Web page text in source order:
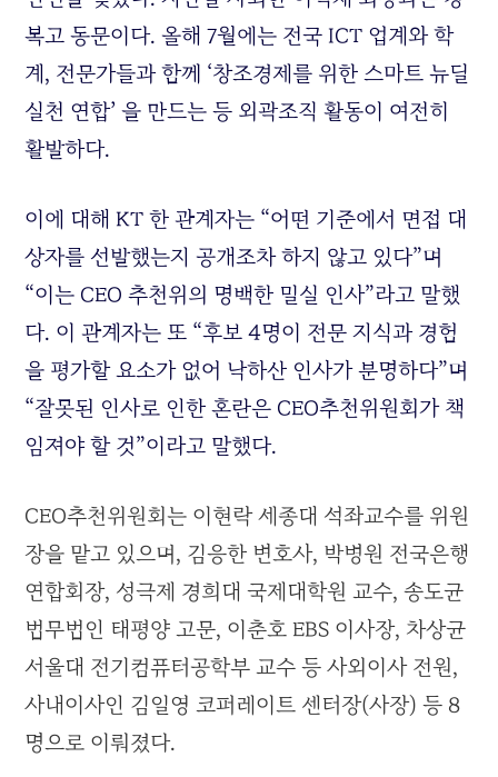
복고 동문이다. 올해 7월에는 전국 ICT 업계와 학
계, 전문가들과 함께 ‘창조경제를 위한 스마트 뉴딜
실천 연합’ 을 만드는 등 외곽조직 활동이 여전히
활발하다.
이에 대해 KT 한 관계자는 “어떤 기준에서 면접 대
상자를 선발했는지 공개조차 하지 않고 있다”며
“이는 CEO 추천위의 명백한 밀실 인사”라고 말했
다. 이 관계자는 또 “후보 4명이 전문 지식과 경험
을 평가할 요소가 없어 낙하산 인사가 분명하다”며
“잘못된 인사로 인한 혼란은 CEO추천위원회가 책
임져야 할 것”이라고 말했다.
CEO추천위원회는 이현락 세종대 석좌교수를 위원
장을 맡고 있으며, 김응한 변호사, 박병원 전국은행
연합회장, 성극제 경희대 국제대학원 교수, 송도균
법무법인 태평양 고문, 이춘호 EBS 이사장, 차상균
서울대 전기컴퓨터공학부 교수 등 사외이사 전원,
사내이사인 김일영 코퍼레이트 센터장(사장) 등 8
명으로 이뤄졌다.